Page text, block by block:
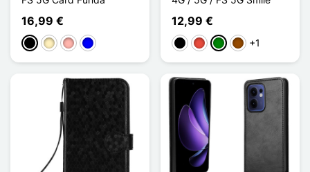
16,99 €
NegroOro Oro rosa
Azul
12,99 €
NegroRojoVerdeMarrón
+1